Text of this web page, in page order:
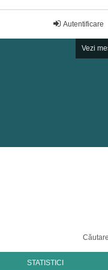
Autentificare
Vezi
STATISTICI